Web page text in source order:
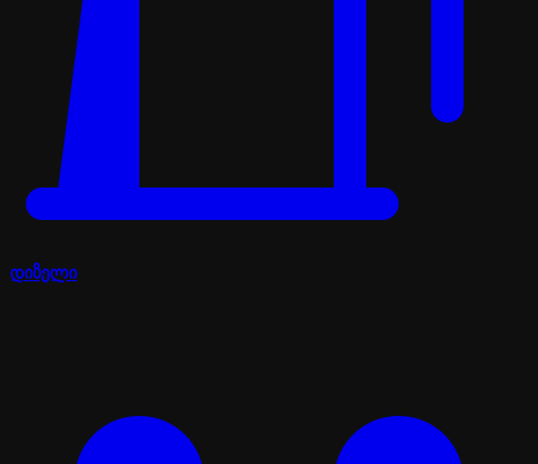
დიზელი